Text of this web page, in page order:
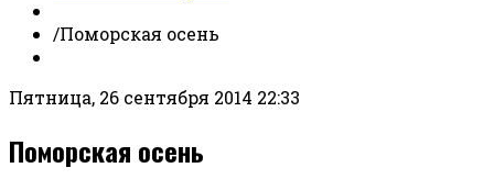
/Поморская осень
Пятница, 26 сентября 2014 22:33
Поморская осень